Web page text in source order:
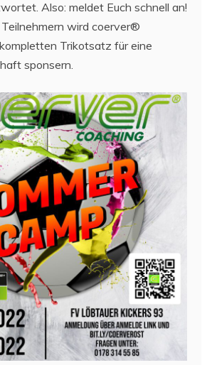
Also: meldet Euch schnell an!
wird coerver®
Trikotsatz für eine
sponsern.